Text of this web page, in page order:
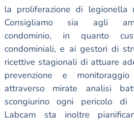
la proliferazione di legionella
Consigliamo sia agli
condominio, in quanto
condominiali, e ai gestori di
ricettive stagionali di attuare
prevenzione e
attraverso mirate analisi
scongiurino ogni pericolo di
Labcam sta inoltre